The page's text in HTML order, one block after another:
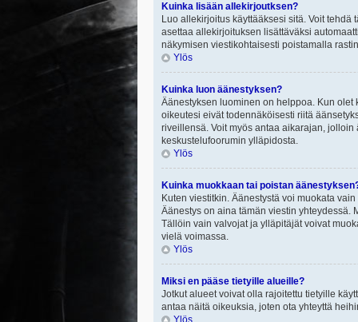
Kuinka lisään allekirjoutksen?
Luo allekirjoitus käyttääksesi sitä. Voit
asettaa allekirjoituksen lisättäväksi
näkymisen viestikohtaisesti poistamalla
Ylös
Kuinka luon äänestyksen?
Äänestyksen luominen on helppoa. Kun
oikeutesi eivät todennäköisesti riitä
riveillensä. Voit myös antaa aikarajan,
keskustelufoorumin ylläpidosta.
Ylös
Kuinka muokkaan tai poistan
Kuten viestitkin. Äänestystä voi muokata
Äänestys on aina tämän viestin yhteydessä.
Tällöin vain valvojat ja ylläpitäjät voivat
vielä voimassa.
Ylös
Miksi en pääse tietyille alueille?
Jotkut alueet voivat olla rajoitettu tietyille
antaa näitä oikeuksia, joten ota yhteyttä
Ylös